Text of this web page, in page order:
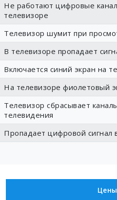
Не работают цифровые
телевизоре
Телевизор шумит при
В телевизоре пропадает
Включается синий экран на
На телевизоре фиолетовый
Телевизор сбрасывает
телевидения
Пропадает цифровой сигнал
Цены